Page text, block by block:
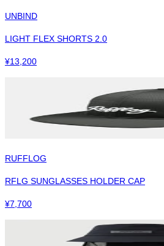
UNBIND
LIGHT FLEX SHORTS 2.0
¥13,200
RUFFLOG
RFLG SUNGLASSES HOLDER CAP
¥7,700